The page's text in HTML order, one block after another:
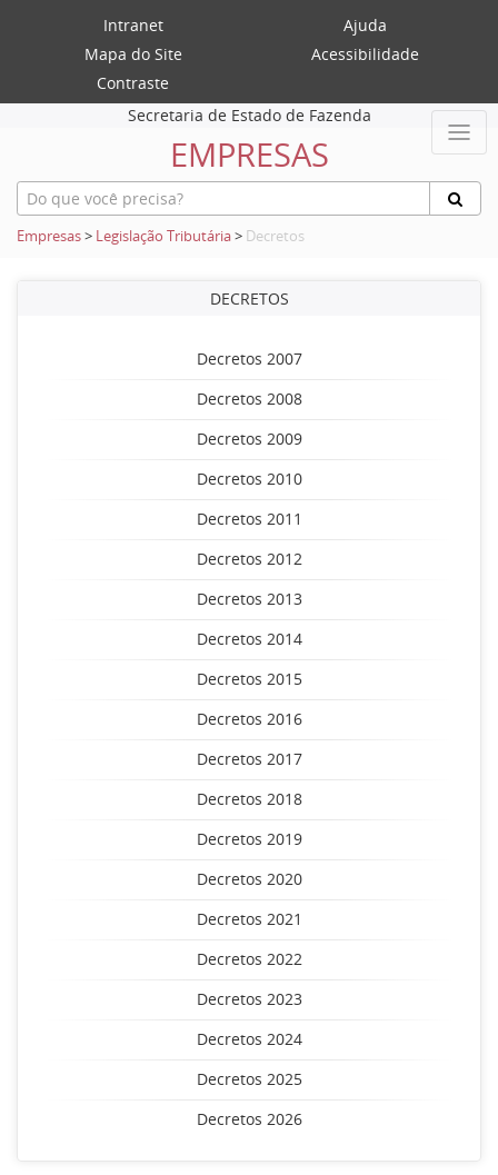
Intranet
Ajuda
Mapa do Site
Acessibilidade
Contraste
Secretaria de Estado de Fazenda
EMPRESAS
Empresas> Legislação Tributária> Decretos
DECRETOS
Decretos 2007
Decretos 2008
Decretos 2009
Decretos 2010
Decretos 2011
Decretos 2012
Decretos 2013
Decretos 2014
Decretos 2015
Decretos 2016
Decretos 2017
Decretos 2018
Decretos 2019
Decretos 2020
Decretos 2021
Decretos 2022
Decretos 2023
Decretos 2024
Decretos 2025
Decretos 2026